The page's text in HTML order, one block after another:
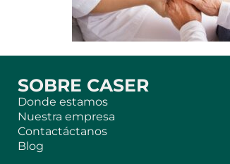
SOBRE CASER
Donde estamos
Nuestra empresa
Contactáctanos
Blog